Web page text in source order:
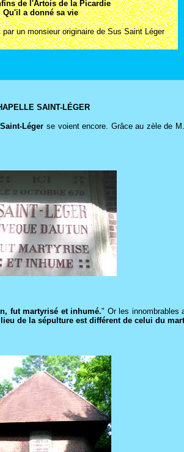
de l'Artois de la Picardie
Qu'il a donné sa vie
par un monsieur originaire de Sus Saint Léger
SAINT-LÉGER
Léger se voient encore. Grâce au zèle de
fut martyrisé et inhumé." Or les innombrables
lieu de la sépulture est différent de celui du